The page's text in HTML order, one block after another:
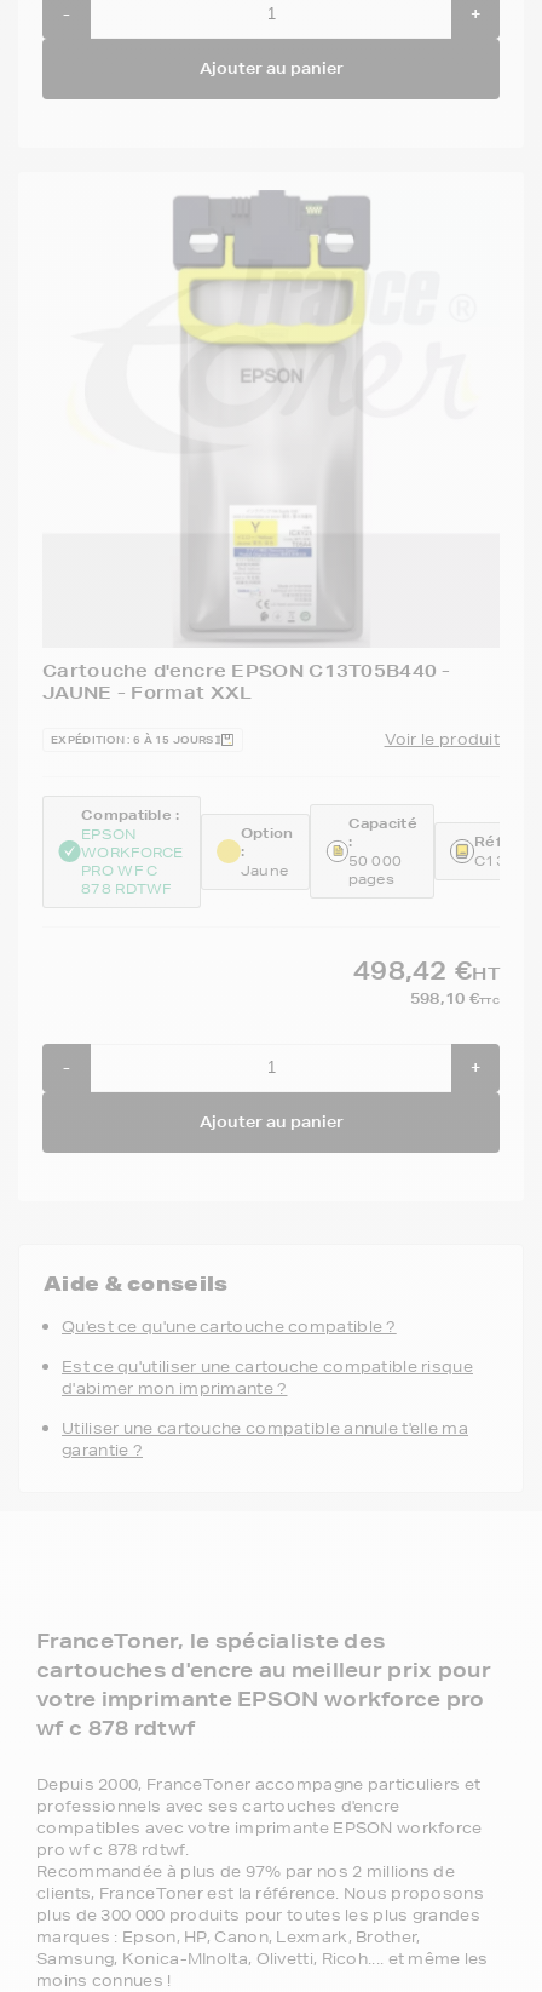
- +
Ajouter au panier
Cartouche d'encre EPSON C13T05B440 -
JAUNE - Format XXL
EXPÉDITION : 6 À 15 JOURS Voir le produit
Compatible :
EPSON
WORKFORCE
PRO WF C
878 RDTWF
Option
:
Jaune
Capacité
:
50 000
pages
498,42 €HT
598,10 €TTC
- +
Ajouter au panier
Aide & conseils
Qu'est ce qu'une cartouche compatible ?
Est ce qu'utiliser une cartouche compatible risque
d'abimer mon imprimante ?
Utiliser une cartouche compatible annule t'elle ma
garantie ?
FranceToner, le spécialiste des
cartouches d'encre au meilleur prix pour
votre imprimante EPSON workforce pro
wf c 878 rdtwf
Depuis 2000, FranceToner accompagne particuliers et
professionnels avec ses cartouches d'encre
compatibles avec votre imprimante EPSON workforce
pro wf c 878 rdtwf.
Recommandée à plus de 97% par nos 2 millions de
clients, FranceToner est la référence. Nous proposons
plus de 300 000 produits pour toutes les plus grandes
marques : Epson, HP, Canon, Lexmark, Brother,
Samsung, Konica-MInolta, Olivetti, Ricoh.... et même les
moins connues !